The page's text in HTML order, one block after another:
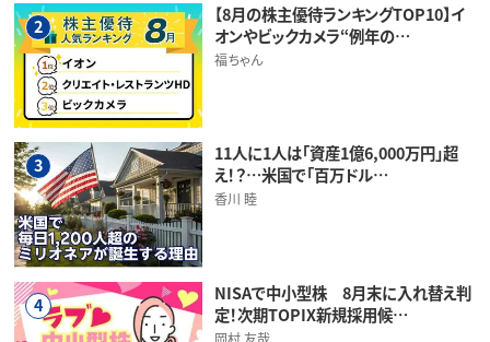
2
【8月の株主優待ランキングTOP10】イ
オンやビックカメラ“例年の…
福ちゃん
3
11人に1人は「資産1億6,000万円」超
え！？…米国で「百万ドル…
香川 睦
4
NISAで中小型株 8月末に入れ替え判
定！次期TOPIX新規採用候…